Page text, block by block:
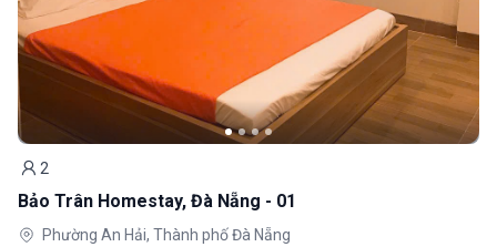
Khách
2
Bảo Trân Homestay, Đà Nẵng - 01
Phường An Hải, Thành phố Đà Nẵng